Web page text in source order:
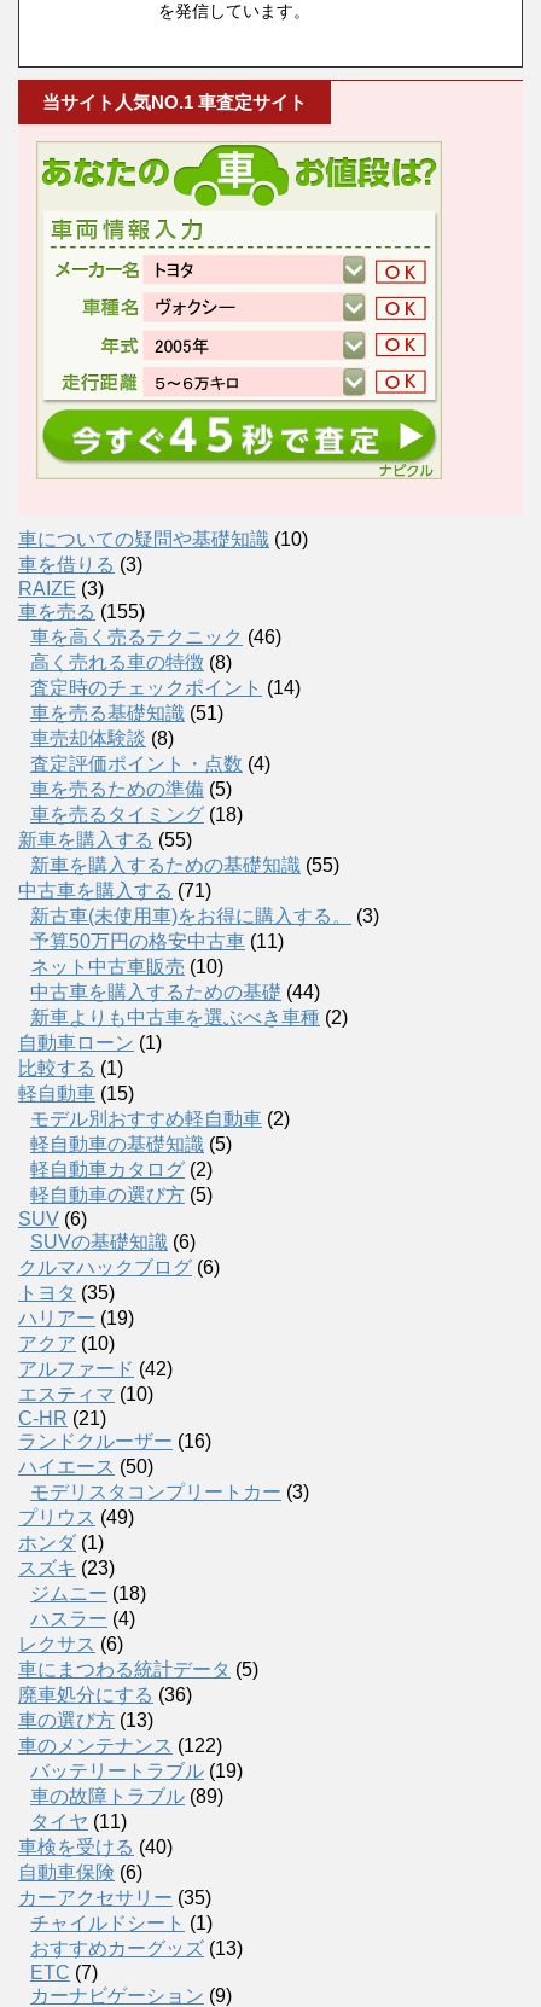
を発信しています。
当サイト人気NO.1 車査定サイト
車についての疑問や基礎知識 (10)
車を借りる (3)
RAIZE (3)
車を売る (155)
車を高く売るテクニック (46)
高く売れる車の特徴 (8)
査定時のチェックポイント (14)
車を売る基礎知識 (51)
車売却体験談 (8)
査定評価ポイント・点数 (4)
車を売るための準備 (5)
車を売るタイミング (18)
新車を購入する (55)
新車を購入するための基礎知識 (55)
中古車を購入する (71)
新古車(未使用車)をお得に購入する。
(3)
予算50万円の格安中古車 (11)
ネット中古車販売 (10)
中古車を購入するための基礎 (44)
新車よりも中古車を選ぶべき車種 (2)
自動車ローン (1)
比較する (1)
軽自動車 (15)
モデル別おすすめ軽自動車 (2)
軽自動車の基礎知識 (5)
軽自動車カタログ (2)
軽自動車の選び方 (5)
SUV (6)
SUVの基礎知識 (6)
クルマハックブログ (6)
トヨタ (35)
ハリアー (19)
アクア (10)
アルファード (42)
エスティマ (10)
C-HR (21)
ランドクルーザー (16)
ハイエース (50)
モデリスタコンプリートカー (3)
プリウス (49)
ホンダ (1)
スズキ (23)
ジムニー (18)
ハスラー (4)
レクサス (6)
車にまつわる統計データ (5)
廃車処分にする (36)
車の選び方 (13)
車のメンテナンス (122)
バッテリートラブル (19)
車の故障トラブル (89)
タイヤ (11)
車検を受ける (40)
自動車保険 (6)
カーアクセサリー (35)
チャイルドシート (1)
おすすめカーグッズ (13)
ETC (7)
カーナビゲーション (9)